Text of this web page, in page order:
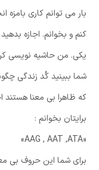
بار می توانم کاری
کنم و بخوانم. اجازه
یکی. من حاشیه نویسی
شما ببینید کُد زندگی
که ظاهرا بی معنا
برایتان بخوانم :
«AAG , AAT ,ATA»
برای شما این حروف بی